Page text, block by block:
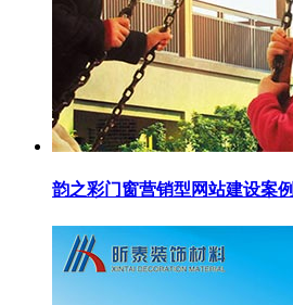
韵之彩门窗营销型网站建设案例